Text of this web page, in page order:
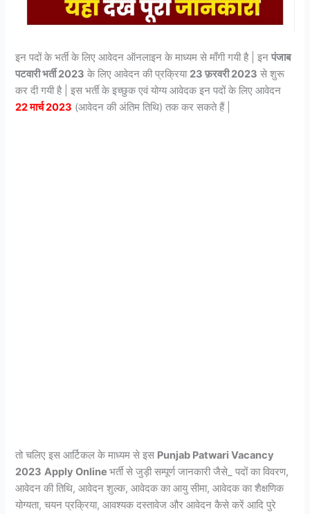
इन पदों के भर्ती के लिए आवेदन ऑनलाइन के माध्यम से माँगी गयी है | इनपंजाब
पटवारी भर्ती 2023 के लिए आवेदन की प्रक्रिया 23 फ़रवरी 2023 से शुरू
कर दी गयी है | इस भर्ती के इच्छुक एवं योग्य आवेदक इन पदों के लिए आवेदन
22 मार्च 2023 (आवेदन की अंतिम तिथि) तक कर सकते हैं |
तो चलिए इस आर्टिकल के माध्यम से इस Punjab Patwari Vacancy
2023 Apply Onlineभर्ती से जुड़ी सम्पूर्ण जानकारी जैसे_ पदों का विवरण,
आवेदन की तिथि, आवेदन शुल्क, आवेदक का आयु सीमा, आवेदक का शैक्षणिक
योग्यता, चयन प्रक्रिया, आवश्यक दस्तावेज और आवेदन कैसे करें आदि पुरे